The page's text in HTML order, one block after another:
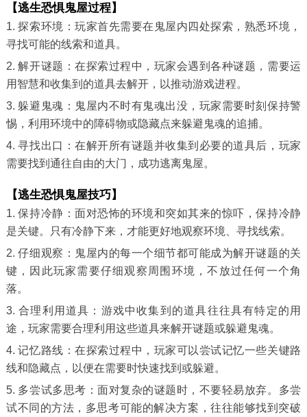
【逃生恐惧鬼屋过程】
1. 探索环境：玩家首先需要在鬼屋内四处探索，熟悉环境，
寻找可能的线索和道具。
2. 解开谜题：在探索过程中，玩家会遇到各种谜题，需要运
用智慧和收集到的道具去解开，以推动游戏进程。
3. 躲避鬼魂：鬼屋内不时有鬼魂出没，玩家需要时刻保持警
惕，利用环境中的障碍物或隐藏点来躲避鬼魂的追捕。
4. 寻找出口：在解开所有谜题并收集到必要的道具后，玩家
需要找到通往自由的大门，成功逃离鬼屋。
【逃生恐惧鬼屋技巧】
1. 保持冷静：面对恐怖的环境和突如其来的惊吓，保持冷静
是关键。只有冷静下来，才能更好地观察环境、寻找线索。
2. 仔细观察：鬼屋内的每一个细节都可能成为解开谜题的关
键，因此玩家需要仔细观察周围环境，不放过任何一个角
落。
3. 合理利用道具：游戏中收集到的道具往往具有特定的用
途，玩家需要合理利用这些道具来解开谜题或躲避鬼魂。
4. 记忆路线：在探索过程中，玩家可以尝试记忆一些关键路
线和隐藏点，以便在需要时快速找到或躲避。
5. 多尝试多思考：面对复杂的谜题时，不要轻易放弃。多尝
试不同的方法，多思考可能的解决方案，往往能够找到突破